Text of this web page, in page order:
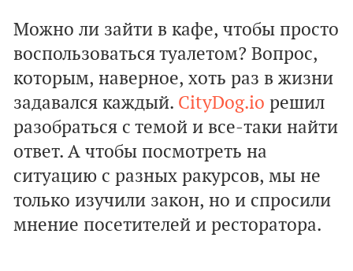
Можно ли зайти в кафе, чтобы просто
воспользоваться туалетом? Вопрос,
которым, наверное, хоть раз в жизни
задавался каждый. CityDog.io решил
разобраться с темой и все-таки найти
ответ. А чтобы посмотреть на
ситуацию с разных ракурсов, мы не
только изучили закон, но и спросили
мнение посетителей и ресторатора.